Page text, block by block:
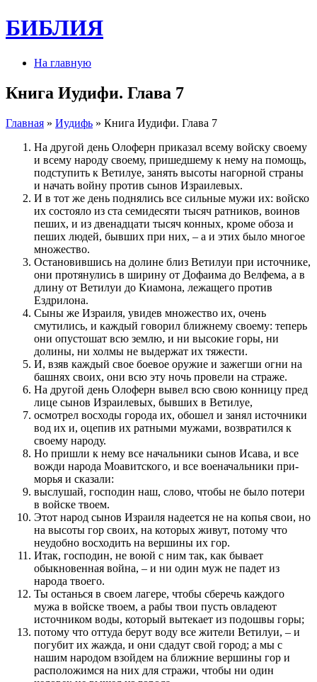
БИБЛИЯ
На главную
Книга Иудифи. Глава 7
Главная » Иудифь » Книга Иудифи. Глава 7
На другой день Олоферн при­ка­за­л всему войску своему
и всему народу своему, при­шедшему к нему на по­мощь,
подступить к Ветилуе, занять высоты нагорной страны
и начать войну про­тив сынов Израилевых.
И в тот же день поднялись все сильные мужи их: войско
их состояло из ста семидесяти тысяч ратников, во­инов
пеших, и из двенадцати тысяч кон­ных, кроме обоза и
пеших людей, быв­ших при них, – а и этих было многое
множе­с­т­во.
Остановив­шись на долине близ Ветилуи при источнике,
они про­тянулись в ширину от Дофаима до Велфема, а в
длину от Ветилуи до Киамона, лежащего про­тив
Ездрилона.
Сыны же Израиля, увидев множе­с­т­во их, очень
смутились, и каждый говорил ближнему своему: теперь
они опустошат всю землю, и ни высокие горы, ни
долины, ни холмы не выдержат их тяжести.
И, взяв каждый свое боевое оружие и зажегши огни на
башнях сво­их, они всю эту ночь про­вели на страже.
На другой день Олоферн вывел всю свою кон­ницу пред
лице сынов Израилевых, быв­ших в Ветилуе,
осмотрел восходы города их, обошел и занял источники
вод их и, оцепив их ратными мужами, воз­вратил­ся к
своему народу.
Но при­шли к нему все начальники сынов Исава, и все
вожди народа Моавитского, и все военачальники при­
морья и сказали:
выслушай, го­с­по­дин наш, слово, чтобы не было по­тери
в войске твоем.
Этот народ сынов Израиля надеет­ся не на копья свои, но
на высоты гор сво­их, на которых живут, по­тому что
неудобно восходить на вершины их гор.
Итак, го­с­по­дин, не воюй с ним так, как бывает
обыкновен­ная война, – и ни один муж не падет из
народа твоего.
Ты останься в своем лагере, чтобы сберечь каждого
мужа в войске твоем, а рабы твои пусть овладеют
источником воды, который вытекает из подошвы горы;
потому что оттуда берут воду все жители Ветилуи, – и
по­губит их жажда, и они сдадут свой город; а мы с
нашим народом взойдем на ближние вершины гор и
расположимся на них для стражи, чтобы ни один